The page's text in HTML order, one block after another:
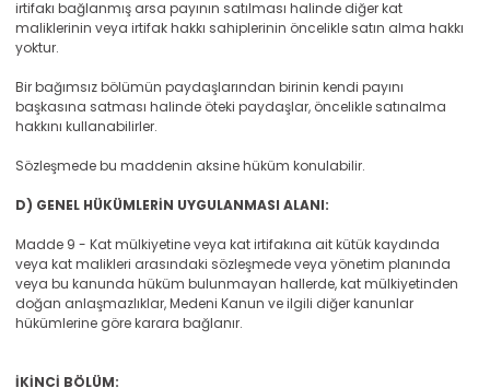
irtifakı bağlanmış arsa payının satılması halinde diğer kat
maliklerinin veya irtifak hakkı sahiplerinin öncelikle satın alma hakkı
yoktur.
Bir bağımsız bölümün paydaşlarından birinin kendi payını
başkasına satması halinde öteki paydaşlar, öncelikle satınalma
hakkını kullanabilirler.
Sözleşmede bu maddenin aksine hüküm konulabilir.
D) GENEL HÜKÜMLERİN UYGULANMASI ALANI:
Madde 9 - Kat mülkiyetine veya kat irtifakına ait kütük kaydında
veya kat malikleri arasındaki sözleşmede veya yönetim planında
veya bu kanunda hüküm bulunmayan hallerde, kat mülkiyetinden
doğan anlaşmazlıklar, Medeni Kanun ve ilgili diğer kanunlar
hükümlerine göre karara bağlanır.
İKİNCİ BÖLÜM: